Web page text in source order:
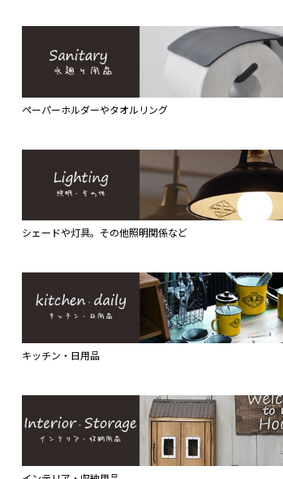
ペーパーホルダーやタオルリング
シェードや灯具。その他照明関係など
キッチン・日用品